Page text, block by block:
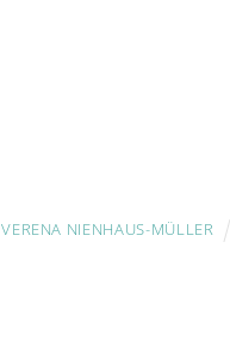
VERENA NIENHAUS-MÜLLER